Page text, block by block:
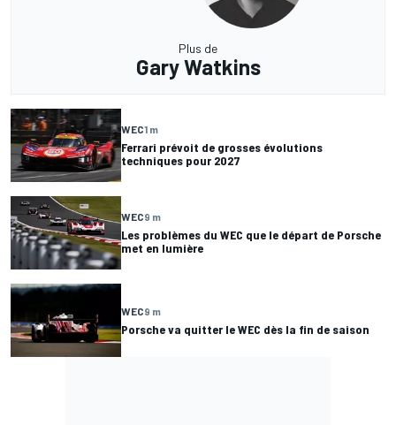
Plus de
Gary Watkins
WEC1 m
Ferrari prévoit de grosses évolutions
techniques pour 2027
WEC9 m
Les problèmes du WEC que le départ de Porsche
met en lumière
WEC9 m
Porsche va quitter le WEC dès la fin de saison